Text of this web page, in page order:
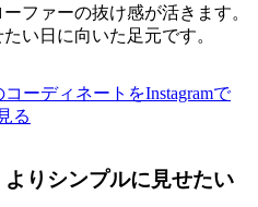
ファーの抜け感が活きます。
い日に向いた足元です。
ーディネートをInstagramで
見る
りシンプルに見せたい